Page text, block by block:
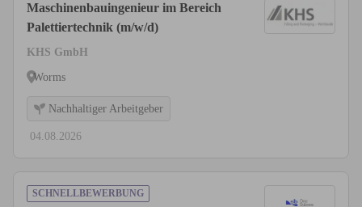
Maschinenbauingenieur im Bereich
Palettiertechnik (m/w/d)
KHS GmbH
Worms
Nachhaltiger Arbeitgeber
04.08.2026
SCHNELLBEWERBUNG